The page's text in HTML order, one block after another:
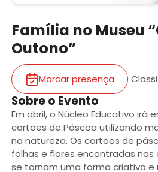
Família no Museu
Outono”
Marcar presença
Sobre o Evento
Em abril, o Núcleo Educativo irá
cartões de Páscoa utilizando
na natureza. Os cartões de
folhas e flores encontradas nas
se tornam uma forma criativa e